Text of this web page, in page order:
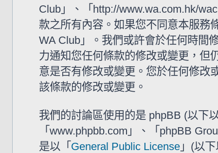
Club」、「http://www.wa.com.hk/
款之所有內容。如果您不同意本服務
WA Club」。我們或許會於任何時間
力通知您任何條款的修改或變更，但
意是否有修改或變更。您於任何修改
該條款的修改或變更。
我們的討論區使用的是 phpBB (以下
「www.phpbb.com」、「phpBB
是以「 General Public License 」(以